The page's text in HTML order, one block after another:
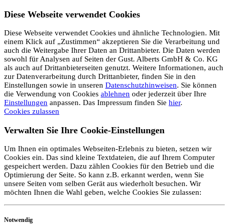
Diese Webseite verwendet Cookies
Diese Webseite verwendet Cookies und ähnliche Technologien. Mit
einem Klick auf „Zustimmen“ akzeptieren Sie die Verarbeitung und
auch die Weitergabe Ihrer Daten an Drittanbieter. Die Daten werden
sowohl für Analysen auf Seiten der Gust. Alberts GmbH & Co. KG
als auch auf Drittanbieterseiten genutzt. Weitere Informationen, auch
zur Datenverarbeitung durch Drittanbieter, finden Sie in den
Einstellungen sowie in unseren Datenschutzhinweisen. Sie können
die Verwendung von Cookies ablehnen oder jederzeit über Ihre
Einstellungen anpassen. Das Impressum finden Sie hier.
Cookies zulassen
Verwalten Sie Ihre Cookie-Einstellungen
Um Ihnen ein optimales Webseiten-Erlebnis zu bieten, setzen wir
Cookies ein. Das sind kleine Textdateien, die auf Ihrem Computer
gespeichert werden. Dazu zählen Cookies für den Betrieb und die
Optimierung der Seite. So kann z.B. erkannt werden, wenn Sie
unsere Seiten vom selben Gerät aus wiederholt besuchen. Wir
möchten Ihnen die Wahl geben, welche Cookies Sie zulassen:
Notwendig